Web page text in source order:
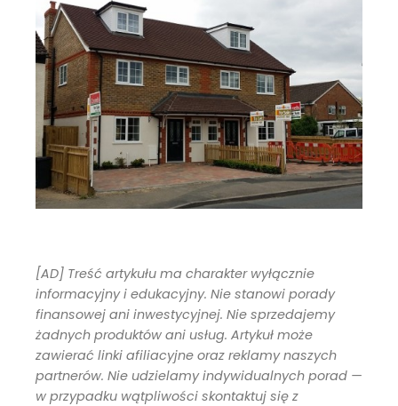
[AD] Treść artykułu ma charakter wyłącznie
informacyjny i edukacyjny. Nie stanowi porady
finansowej ani inwestycyjnej. Nie sprzedajemy
żadnych produktów ani usług. Artykuł może
zawierać linki afiliacyjne oraz reklamy naszych
partnerów. Nie udzielamy indywidualnych porad —
w przypadku wątpliwości skontaktuj się z